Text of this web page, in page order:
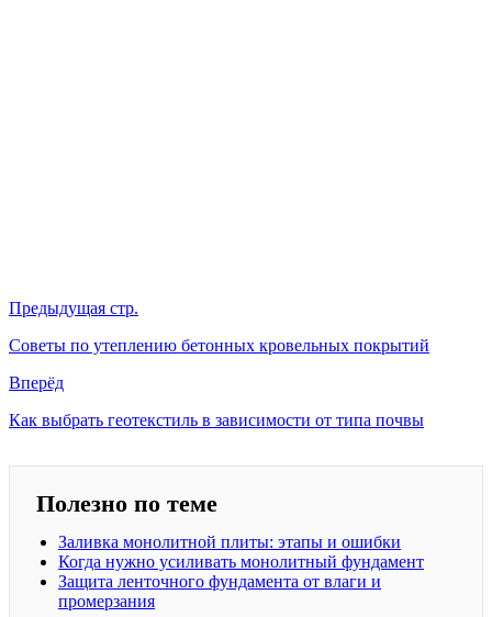
Предыдущая стр.
Советы по утеплению бетонных кровельных покрытий
Вперёд
Как выбрать геотекстиль в зависимости от типа почвы
Полезно по теме
Заливка монолитной плиты: этапы и ошибки
Когда нужно усиливать монолитный фундамент
Защита ленточного фундамента от влаги и
промерзания